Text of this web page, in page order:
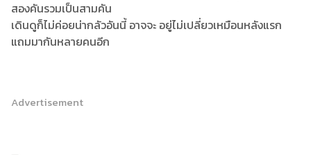
สองคันรวมเป็นสามคัน
เดินดูก็ไม่ค่อยน่ากลัวอันนี้ อาจจะ อยู่ไม่เปลี่ยวเหมือนหลังแรก
แถมมากันหลายคนอีก
Advertisement